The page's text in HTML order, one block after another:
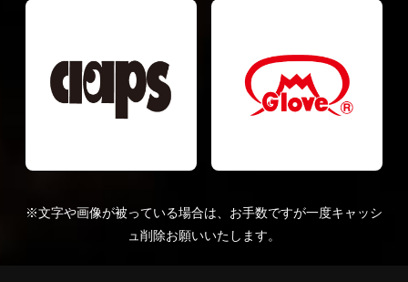
※文字や画像が被っている場合は、お手数ですが一度キャッシ
ュ削除お願いいたします。